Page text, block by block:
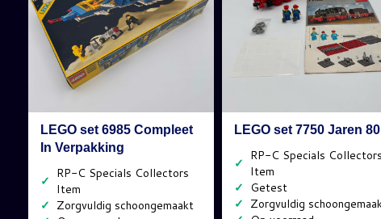
LEGO set 6985 Compleet
In Verpakking
✓
✓
LEGO set 7750 Jaren 80
✓
✓
✓